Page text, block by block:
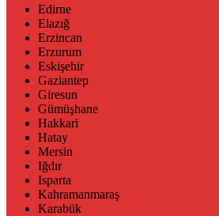
Edirne
Elazığ
Erzincan
Erzurum
Eskişehir
Gaziantep
Giresun
Gümüşhane
Hakkari
Hatay
Mersin
Iğdır
Isparta
Kahramanmaraş
Karabük